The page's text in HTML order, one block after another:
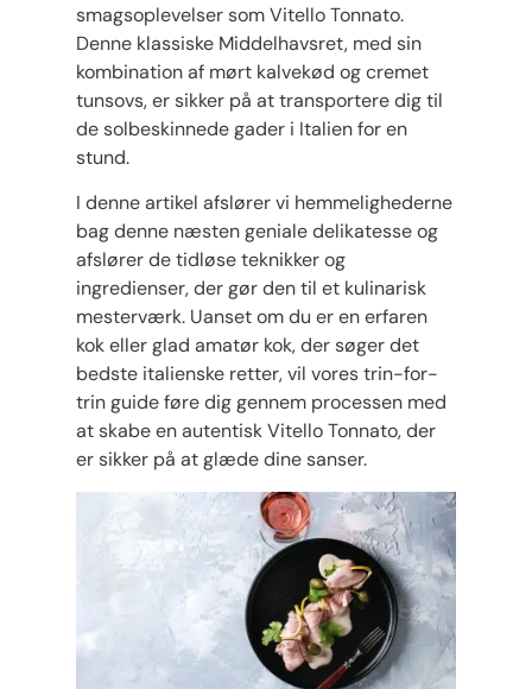
smagsoplevelser som Vitello Tonnato.
Denne klassiske Middelhavsret, med sin
kombination af mørt kalvekød og cremet
tunsovs, er sikker på at transportere dig til
de solbeskinnede gader i Italien for en
stund.
I denne artikel afslører vi hemmelighederne
bag denne næsten geniale delikatesse og
afslører de tidløse teknikker og
ingredienser, der gør den til et kulinarisk
mesterværk. Uanset om du er en erfaren
kok eller glad amatør kok, der søger det
bedste italienske retter, vil vores trin-for-
trin guide føre dig gennem processen med
at skabe en autentisk Vitello Tonnato, der
er sikker på at glæde dine sanser.